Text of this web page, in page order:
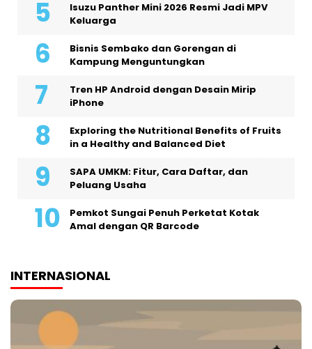
Isuzu Panther Mini 2026 Resmi Jadi MPV
Keluarga
Bisnis Sembako dan Gorengan di
Kampung Menguntungkan
Tren HP Android dengan Desain Mirip
iPhone
Exploring the Nutritional Benefits of Fruits
in a Healthy and Balanced Diet
SAPA UMKM: Fitur, Cara Daftar, dan
Peluang Usaha
Pemkot Sungai Penuh Perketat Kotak
Amal dengan QR Barcode
INTERNASIONAL